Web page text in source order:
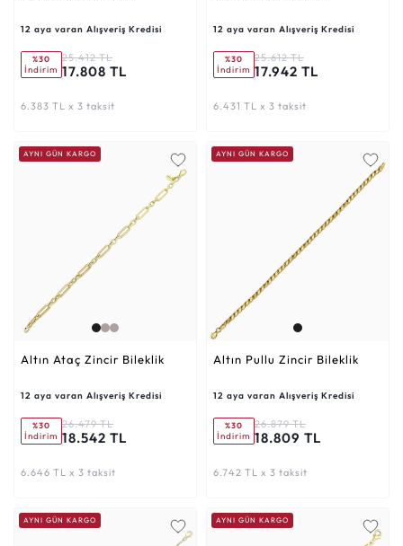
12 aya varan Alışveriş Kredisi
%30
İndirim
25.412 TL
17.808 TL
6.383 TL x 3 taksit
12 aya varan Alışveriş Kredisi
%30
İndirim
25.612 TL
17.942 TL
6.431 TL x 3 taksit
AYNI GÜN KARGO
Altın Ataç Zincir Bileklik
12 aya varan Alışveriş Kredisi
%30
İndirim
26.479 TL
18.542 TL
6.646 TL x 3 taksit
AYNI GÜN KARGO
Altın Pullu Zincir Bileklik
12 aya varan Alışveriş Kredisi
%30
İndirim
26.879 TL
18.809 TL
6.742 TL x 3 taksit
AYNI GÜN KARGO AYNI GÜN KARGO